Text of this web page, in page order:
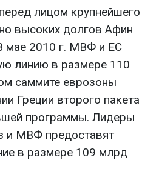
лицом крупнейшего
высоких долгов Афин
мае 2010 г. МВФ и ЕС
линию в размере 110
саммите еврозоны
Греции второго пакета
программы. Лидеры
и МВФ предоставят
в размере 109 млрд